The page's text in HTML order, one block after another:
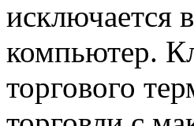
исключается
компьютер.
торгового